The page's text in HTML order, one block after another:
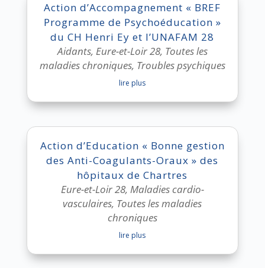
Action d’Accompagnement « BREF
Programme de Psychoéducation »
du CH Henri Ey et l’UNAFAM 28
Aidants, Eure-et-Loir 28, Toutes les
maladies chroniques, Troubles psychiques
lire plus
Action d’Education « Bonne gestion
des Anti-Coagulants-Oraux » des
hôpitaux de Chartres
Eure-et-Loir 28, Maladies cardio-
vasculaires, Toutes les maladies
chroniques
lire plus